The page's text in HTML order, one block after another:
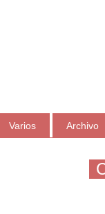
Varios Archivo